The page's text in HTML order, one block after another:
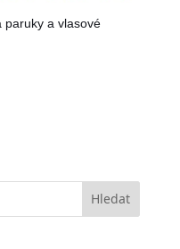
paruky a vlasové